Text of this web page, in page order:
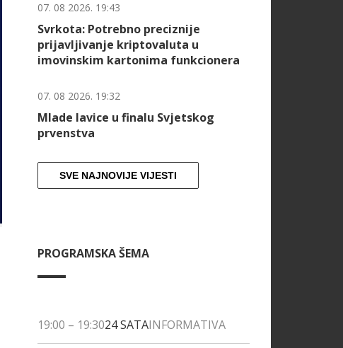
07. 08 2026. 19:43
Svrkota: Potrebno preciznije
prijavljivanje kriptovaluta u
imovinskim kartonima funkcionera
07. 08 2026. 19:32
Mlade lavice u finalu Svjetskog
prvenstva
SVE NAJNOVIJE VIJESTI
PROGRAMSKA ŠEMA
19:00 – 19:3024 SATAINFORMATIVA